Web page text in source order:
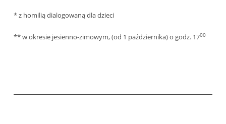
* z homilią dialogowaną dla dzieci
** w okresie jesienno-zimowym, (od 1 października) o godz. 1700